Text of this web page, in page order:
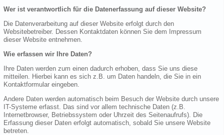
Wer ist verantwortlich für die Datenerfassung auf dieser Website?
Die Datenverarbeitung auf dieser Website erfolgt durch den
Websitebetreiber. Dessen Kontaktdaten können Sie dem Impressum
dieser Website entnehmen.
Wie erfassen wir Ihre Daten?
Ihre Daten werden zum einen dadurch erhoben, dass Sie uns diese
mitteilen. Hierbei kann es sich z.B. um Daten handeln, die Sie in ein
Kontaktformular eingeben.
Andere Daten werden automatisch beim Besuch der Website durch unsere
IT-Systeme erfasst. Das sind vor allem technische Daten (z.B.
Internetbrowser, Betriebssystem oder Uhrzeit des Seitenaufrufs). Die
Erfassung dieser Daten erfolgt automatisch, sobald Sie unsere Website
betreten.